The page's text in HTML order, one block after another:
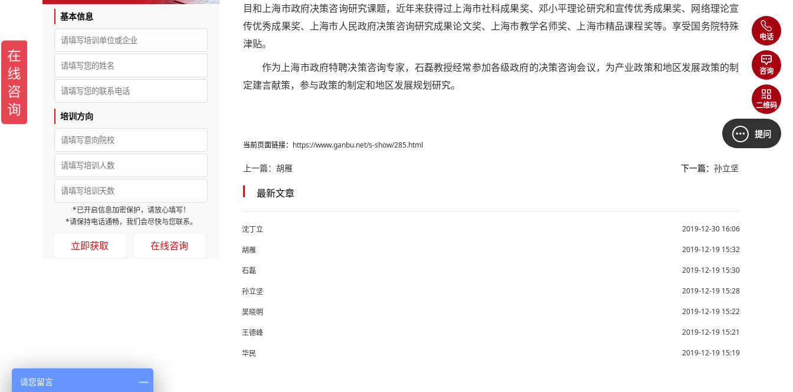
基本信息
培训方向
*已开启信息加密保护，请放心填写！
*请保持电话通畅，我们会尽快与您联系。
在线咨询
目和上海市政府决策咨询研究课题，近年来获得过上海市社科成果奖、邓小平理论研究和宣传优秀成果奖、网络理论宣
传优秀成果奖、上海市人民政府决策咨询研究成果论文奖、上海市教学名师奖、上海市精品课程奖等。享受国务院特殊
津贴。
作为上海市政府特聘决策咨询专家，石磊教授经常参加各级政府的决策咨询会议，为产业政策和地区发展政策的制
定建言献策，参与政策的制定和地区发展规划研究。
当前页面链接： https://www.ganbu.net/s-show/285.html
上一篇： 胡雁 下一篇： 孙立坚
最新文章
沈丁立 2019-12-30 16:06
胡雁 2019-12-19 15:32
石磊 2019-12-19 15:30
孙立坚 2019-12-19 15:28
吴晓明 2019-12-19 15:22
王德峰 2019-12-19 15:21
华民 2019-12-19 15:19
电话
咨询
二维码
提问
请您留言